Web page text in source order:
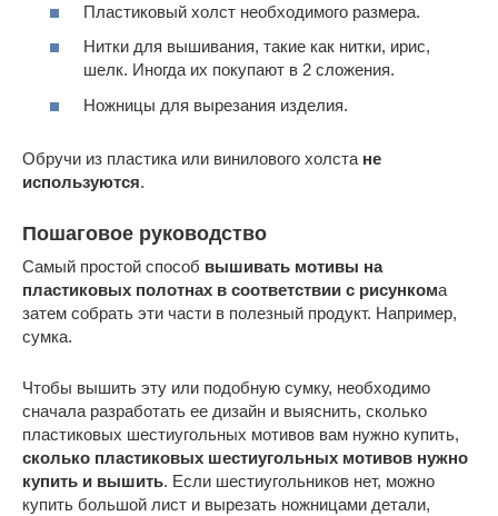
Пластиковый холст необходимого размера.
Нитки для вышивания, такие как нитки, ирис,
шелк. Иногда их покупают в 2 сложения.
Ножницы для вырезания изделия.
Обручи из пластика или винилового холста не
используются.
Пошаговое руководство
Самый простой способ вышивать мотивы на
пластиковых полотнах в соответствии с рисункома
затем собрать эти части в полезный продукт. Например,
сумка.
Чтобы вышить эту или подобную сумку, необходимо
сначала разработать ее дизайн и выяснить, сколько
пластиковых шестиугольных мотивов вам нужно купить,
сколько пластиковых шестиугольных мотивов нужно
купить и вышить. Если шестиугольников нет, можно
купить большой лист и вырезать ножницами детали,